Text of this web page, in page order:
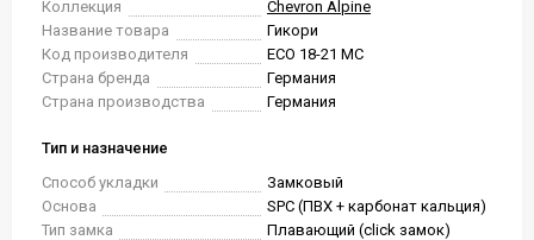
Коллекция
Chevron Alpine
Название товара
Гикори
Код производителя
ECO 18-21 MC
Страна бренда
Германия
Страна производства
Германия
Тип и назначение
Способ укладки
Замковый
Основа
SPC (ПВХ + карбонат кальция)
Тип замка
Плавающий (click замок)